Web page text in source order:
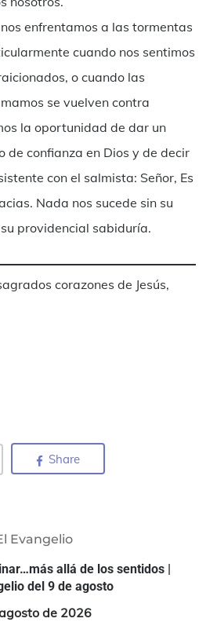
enfrentamos a las tormentas
cuando nos sentimos
o cuando las
se vuelven contra
la oportunidad de dar un
de confianza en Dios y de decir
con el salmista: Señor, Es
Nada nos sucede sin su
providencial sabiduría.
corazones de Jesús,
Share
Evangelio
allá de los sentidos |
del 9 de agosto
de 2026